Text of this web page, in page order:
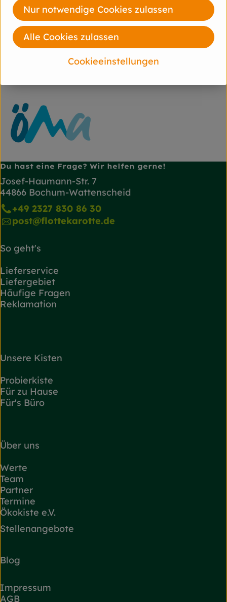
ÖMA Beer GmbH
Ökologische Molkereien Allgäu
D 88161 Lindenberg im Allgäu
Kontrollnummer DE-BY-006-12899-BCD
(Daten von Ecoinform)
Du hast eine Frage? Wir helfen gerne!
Josef-Haumann-Str. 7
44866 Bochum-Wattenscheid
+49 2327 830 86 30
post@flottekarotte.de
So geht's
Lieferservice
Liefergebiet
Häufige Fragen
Reklamation
Unsere Kisten
Probierkiste
Für zu Hause
Für's Büro
Über uns
Werte
Team
Partner
Termine
Ökokiste e.V.
Stellenangebote
Blog
Impressum
AGB
Cookieeinstellungen
Nur notwendige Cookies zulassen
Alle Cookies zulassen